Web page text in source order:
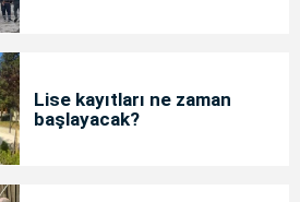
Lise kayıtları ne zaman
başlayacak?